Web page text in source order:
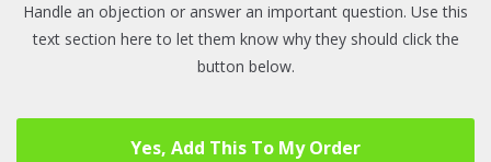
Handle an objection or answer an important question. Use this
text section here to let them know why they should click the
button below.
Yes, Add This To My Order